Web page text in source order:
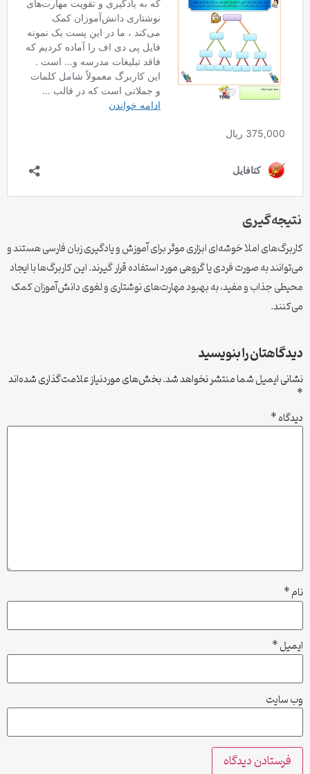
نتیجه‌گیری
کاربرگ‌های املا خوشه‌ای ابزاری موثر برای آموزش و یادگیری زبان فارسی هستند و
می‌توانند به صورت فردی یا گروهی مورد استفاده قرار گیرند. این کاربرگ‌ها با ایجاد
محیطی جذاب و مفید، به بهبود مهارت‌های نوشتاری و لغوی دانش‌آموزان کمک
می‌کنند.
دیدگاهتان را بنویسید
نشانی ایمیل شما منتشر نخواهد شد.بخش‌های موردنیاز علامت‌گذاری شده‌اند
*
دیدگاه*
نام*
ایمیل*
وب‌ سایت